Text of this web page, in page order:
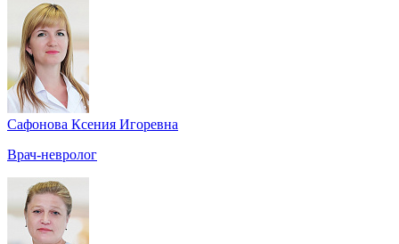
Сафонова Ксения Игоревна
Врач-невролог